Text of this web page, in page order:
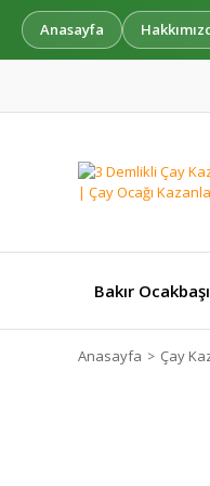
Anasayfa
Bakır
Anasayfa Çay